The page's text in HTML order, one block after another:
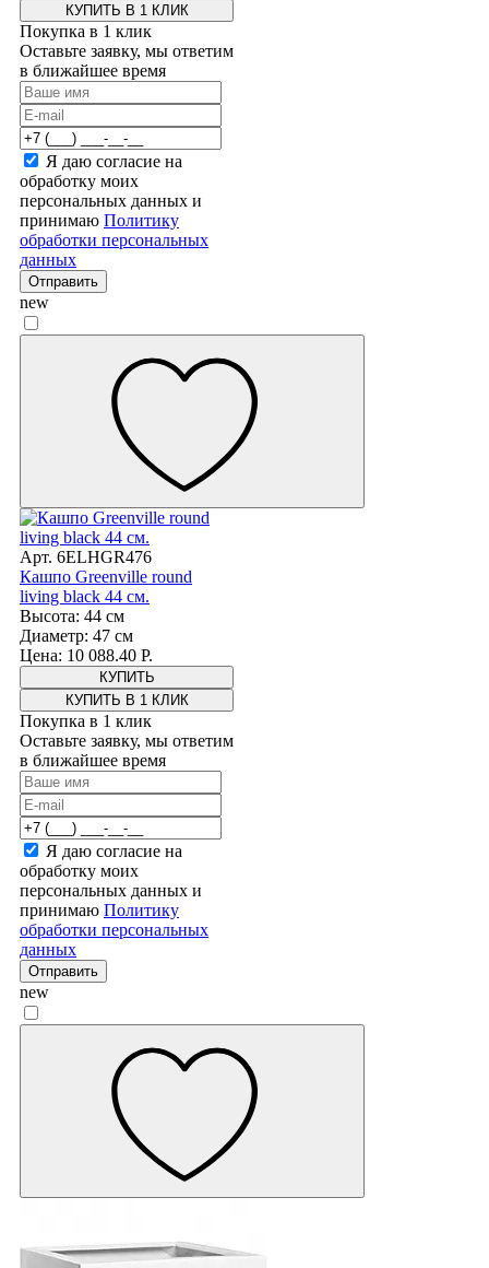
КУПИТЬ В 1 КЛИК
Покупка в 1 клик
Оставьте заявку, мы ответим
в ближайшее время
Я даю согласие на
обработку моих
персональных данных и
принимаю Политику
обработки персональных
данных
Отправить
new
Арт. 6ELHGR476
Кашпо Greenville round
living black 44 см.
Высота: 44 см
Диаметр: 47 см
Цена: 10 088.40 Р.
КУПИТЬ В 1 КЛИК
Покупка в 1 клик
Оставьте заявку, мы ответим
в ближайшее время
Я даю согласие на
обработку моих
персональных данных и
принимаю Политику
обработки персональных
данных
Отправить
new